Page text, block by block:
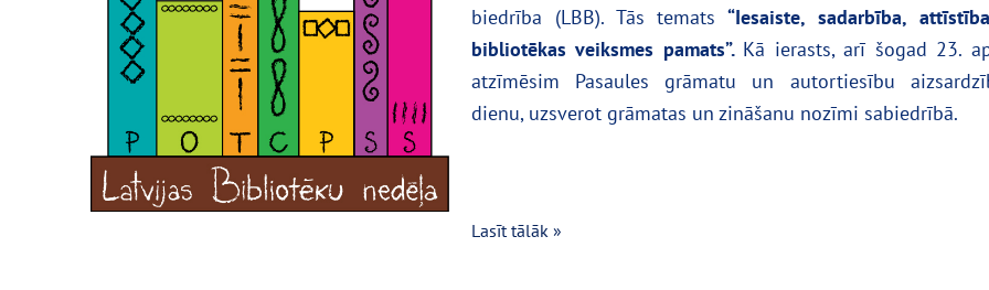
biedrība (LBB). Tās temats “Iesaiste, sadarbība,
bibliotēkas veiksmes pamats”. Kā ierasts, arī šogad 23.
atzīmēsim Pasaules grāmatu un autortiesību
dienu, uzsverot grāmatas un zināšanu nozīmi sabiedrībā.
Lasīt tālāk »